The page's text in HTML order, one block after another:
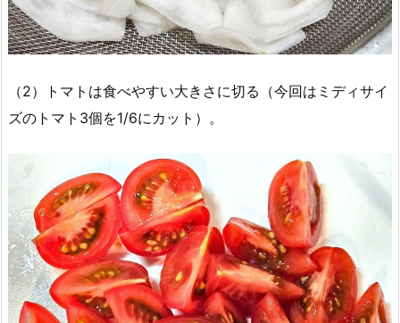
（2）トマトは食べやすい大きさに切る（今回はミディサイ
ズのトマト3個を1/6にカット）。